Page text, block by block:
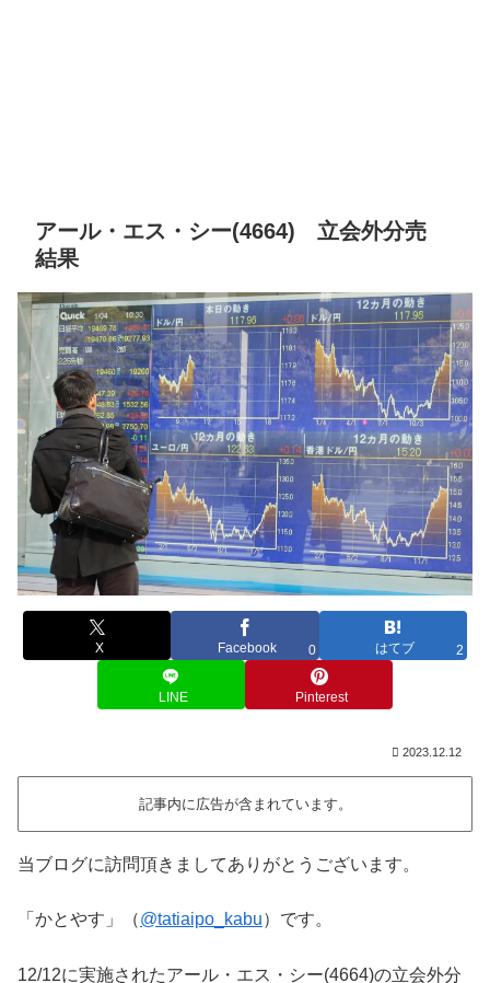
アール・エス・シー(4664) 立会外分売
結果
X Facebook 0 はてブ 2
LINE Pinterest
2023.12.12
記事内に広告が含まれています。
当ブログに訪問頂きましてありがとうございます。
「かとやす」（@tatiaipo_kabu）です。
12/12に実施されたアール・エス・シー(4664)の立会外分